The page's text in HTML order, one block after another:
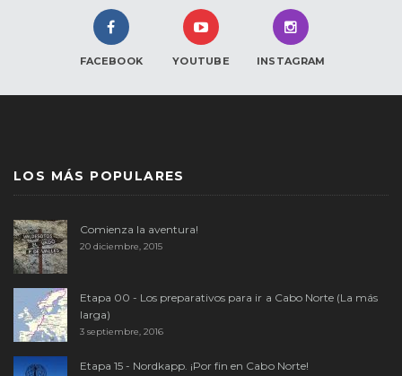
FACEBOOK YOUTUBE INSTAGRAM
LOS MÁS POPULARES
Comienza la aventura!
20 diciembre, 2015
Etapa 00 - Los preparativos para ir a Cabo Norte (La más
larga)
3 septiembre, 2016
Etapa 15 - Nordkapp. ¡Por fin en Cabo Norte!